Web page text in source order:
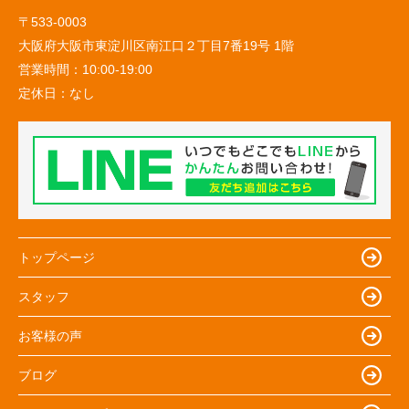
〒533-0003
大阪府大阪市東淀川区南江口２丁目7番19号 1階
営業時間： 10:00-19:00
定休日： なし
トップページ
スタッフ
お客様の声
ブログ